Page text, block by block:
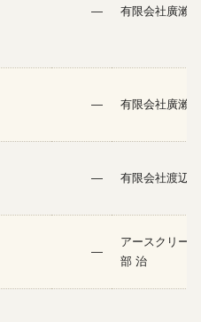
— 有限会社廣瀨
— 有限会社廣瀨
— 有限会社渡辺
—
アースクリー
部 治